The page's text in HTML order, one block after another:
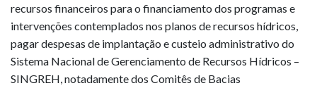
recursos financeiros para o financiamento dos programas e
intervenções contemplados nos planos de recursos hídricos,
pagar despesas de implantação e custeio administrativo do
Sistema Nacional de Gerenciamento de Recursos Hídricos –
SINGREH, notadamente dos Comitês de Bacias